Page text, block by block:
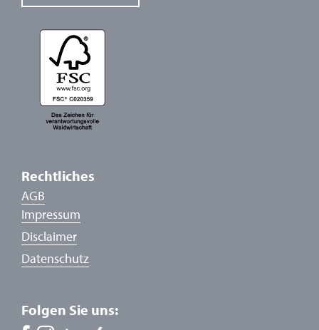
Rechtliches
AGB
Impressum
Disclaimer
Datenschutz
Folgen Sie uns: